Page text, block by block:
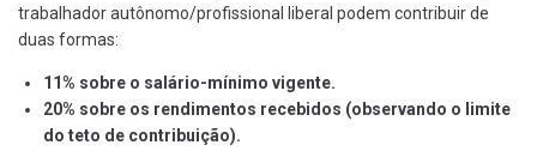
trabalhador autônomo/profissional liberal podem contribuir de
duas formas:
11% sobre o salário-mínimo vigente.
20% sobre os rendimentos recebidos (observando o limite
do teto de contribuição).